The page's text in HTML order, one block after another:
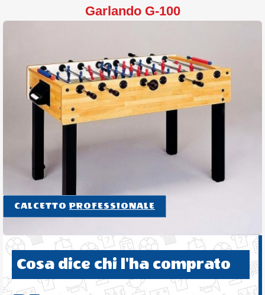
Garlando G-100
CALCETTO PROFESSIONALE
Cosa dice chi l'ha comprato